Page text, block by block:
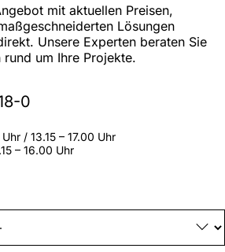
mit aktuellen Preisen,
Lösungen
Unsere Experten beraten Sie
um Ihre Projekte.
0
/ 13.15 – 17.00 Uhr
– 16.00 Uhr